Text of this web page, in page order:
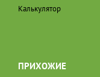
Калькулятор
ПРИХОЖИЕ